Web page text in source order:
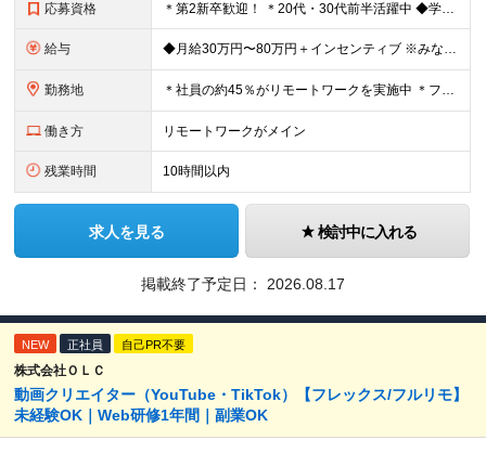
応募資格 ＊第2新卒歓迎！ ＊20代・30代前半活躍中 ◆学歴不問 ◆未経験歓迎 ＼こんな方にピッタリです！／ ★SNSを見るだけでなく「仕掛ける側」になりたい方 ★販売や接客で「お客様の心理」を考えた経験
給与 ◆月給30万円〜80万円＋インセンティブ ※みなし残業代（月10時間・16,000円）を含みます ※超過分は別途支給します ※試用期間3か月あり（給与は28万円、待遇に差異なし）
勤務地 ＊社員の約45％がリモートワークを実施中 ＊フルリモート案件もあり ＊転勤はありません 本社（横浜）または、東京・神奈川の各プロジェクト先。 【本社】 神奈川県横浜市中区不老町2丁目11-8 税経
働き方 リモートワークがメイン
残業時間 10時間以内
求人を見る 検討中に入れる
掲載終了予定日： 2026.08.17
NEW 正社員 自己PR不要
株式会社ＯＬＣ
動画クリエイター（YouTube・TikTok）【フレックス/フルリモ】
未経験OK｜Web研修1年間｜副業OK